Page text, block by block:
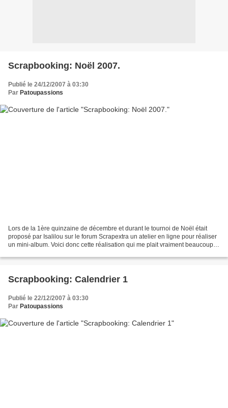
Scrapbooking: Noël 2007.
Publié le 24/12/2007 à 03:30
Par Patoupassions
Lors de la 1ère quinzaine de décembre et durant le tournoi de Noël était
proposé par Isalilou sur le forum Scrapextra un atelier en ligne pour réaliser
un mini-album. Voici donc cette réalisation qui me plait vraiment beaucoup!
Scrapbooking: Calendrier 1
Publié le 22/12/2007 à 03:30
Par Patoupassions